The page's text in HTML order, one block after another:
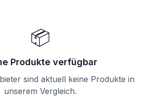
📦
Produkte verfügbar
sind aktuell keine Produkte in
unserem Vergleich.